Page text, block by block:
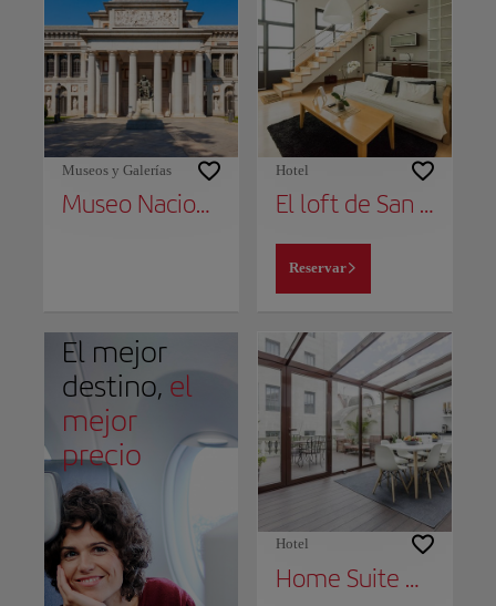
Museos y Galerías
Museo Nacional del Prado
Hotel
El loft de San Juan
Reservar
El mejor
destino, el
mejor
precio
Hotel
Home Suite Home Gran Via